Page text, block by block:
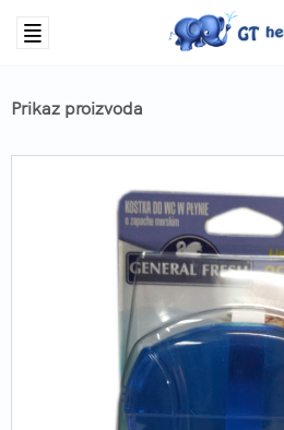
Prikaz proizvoda